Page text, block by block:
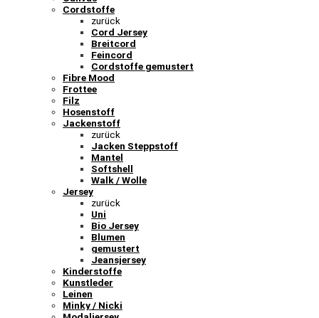
Cordstoffe
zurück
Cord Jersey
Breitcord
Feincord
Cordstoffe gemustert
Fibre Mood
Frottee
Filz
Hosenstoff
Jackenstoff
zurück
Jacken Steppstoff
Mantel
Softshell
Walk / Wolle
Jersey
zurück
Uni
Bio Jersey
Blumen
gemustert
Jeansjersey
Kinderstoffe
Kunstleder
Leinen
Minky / Nicki